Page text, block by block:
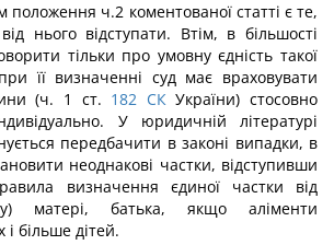
положення ч.2 коментованої статті є те,
нього відступати. Втім, в більшості
тільки про умовну єдність такої
її визначенні суд має враховувати
(ч. 1 ст. 182 СКУкраїни) стосовно
У юридичній літературі
передбачити в законі випадки, в
неоднакові частки, відступивши
визначення єдиної частки від
матері, батька, якщо аліменти
більше дітей.